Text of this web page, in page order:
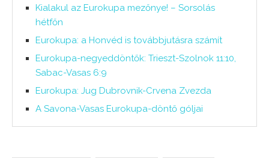
Kialakul az Eurokupa mezőnye! – Sorsolás
hétfőn
Eurokupa: a Honvéd is továbbjutásra számít
Eurokupa-negyeddöntők: Trieszt-Szolnok 11:10,
Sabac-Vasas 6:9
Eurokupa: Jug Dubrovnik-Crvena Zvezda
A Savona-Vasas Eurokupa-döntő góljai